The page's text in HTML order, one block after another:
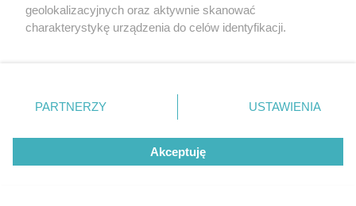
ZOBACZ WIĘCEJ
geolokalizacyjnych oraz aktywnie skanować
charakterystykę urządzenia do celów identyfikacji.
zmienić/wycofać klikając przycisk ustawień prywatności
znajdujący się w lewym dolnym rogu strony
rodzaje przetwarzania danych nie wymagają zgody
użytkownika, ale masz prawo sprzeciwić się takiemu
przetwarzaniu. Preferencje będą miały zastosowanie tylko
PARTNERZY USTAWIENIA
Akceptuję